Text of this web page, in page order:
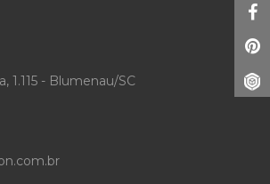
1.115 - Blumenau/SC